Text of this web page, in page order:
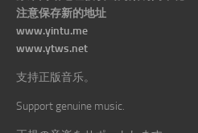
注意保存新的地址
www.yintu.me
www.ytws.net
支持正版音乐。
Support genuine music.